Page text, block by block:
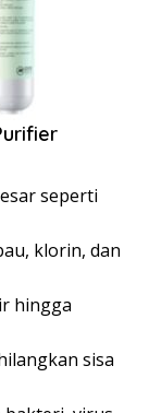
seperti
klorin, dan
hingga
sisa